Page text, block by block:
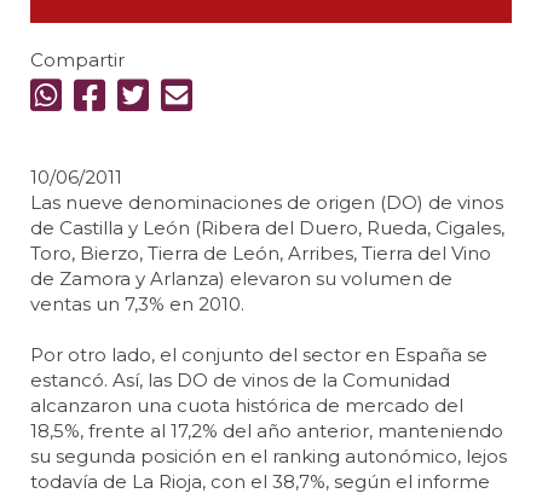
Compartir
10/06/2011
Las nueve denominaciones de origen (DO) de vinos
de Castilla y León (Ribera del Duero, Rueda, Cigales,
Toro, Bierzo, Tierra de León, Arribes, Tierra del Vino
de Zamora y Arlanza) elevaron su volumen de
ventas un 7,3% en 2010.
Por otro lado, el conjunto del sector en España se
estancó. Así, las DO de vinos de la Comunidad
alcanzaron una cuota histórica de mercado del
18,5%, frente al 17,2% del año anterior, manteniendo
su segunda posición en el ranking autonómico, lejos
todavía de La Rioja, con el 38,7%, según el informe